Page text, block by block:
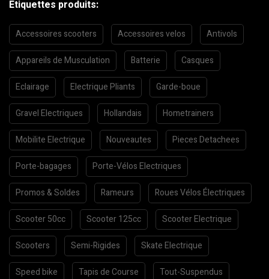
Etiquettes produits:
Accessoires scooters Accessoires velos Antivols
Appareils de Musculation Batterie Casques
Eclairage Electrique Pliants Garde-boue
Gravel Electriques Hollandais Hometrainers
Mobilite Electrique Nouveautes Pieces Detachees
Porte-bagages Porte-Vélos Electriques
Promos & Soldes Rameurs Roues Vélos Électriques
Scooter 50cc Scooter 125cc Scooter Electrique
Scooters Semi-Rigides Skate Electrique
Speed bike Tapis de Course Tout-Suspendus